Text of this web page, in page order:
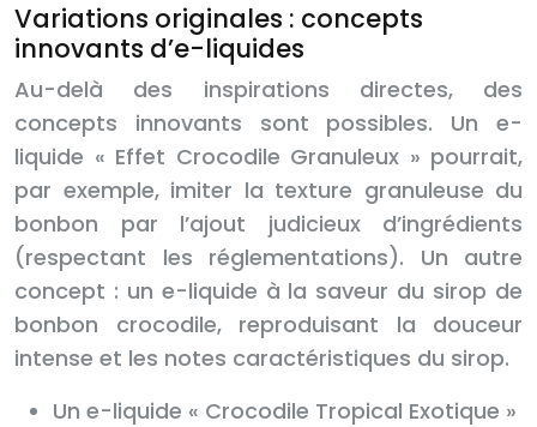
Variations originales : concepts
innovants d’e-liquides
Au-delà des inspirations directes, des
concepts innovants sont possibles. Un e-
liquide « Effet Crocodile Granuleux » pourrait,
par exemple, imiter la texture granuleuse du
bonbon par l’ajout judicieux d’ingrédients
(respectant les réglementations). Un autre
concept : un e-liquide à la saveur du sirop de
bonbon crocodile, reproduisant la douceur
intense et les notes caractéristiques du sirop.
Un e-liquide « Crocodile Tropical Exotique »